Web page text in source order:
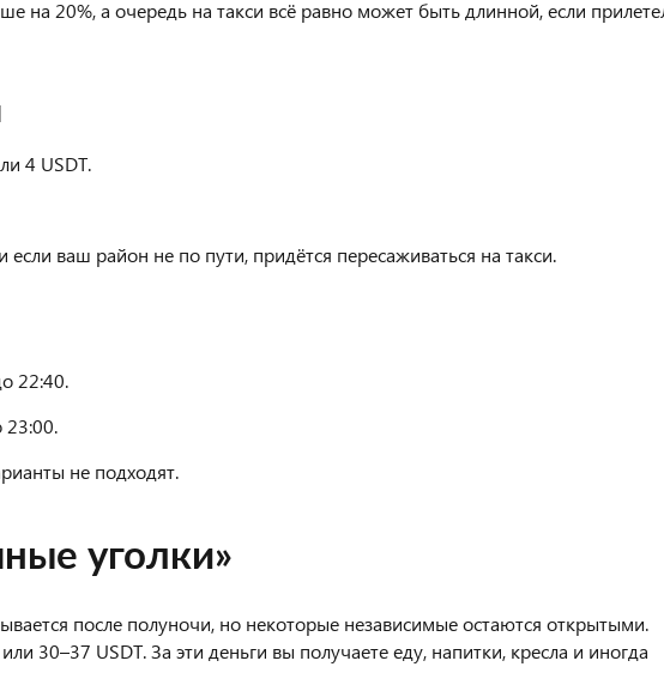
на 20%, а очередь на такси всё равно может быть длинной, если
4 USDT.
ваш район не по пути, придётся пересаживаться на такси.
22:40.
23:00.
не подходят.
уголки»
после полуночи, но некоторые независимые остаются открытыми.
30–37 USDT. За эти деньги вы получаете еду, напитки, кресла и иногда